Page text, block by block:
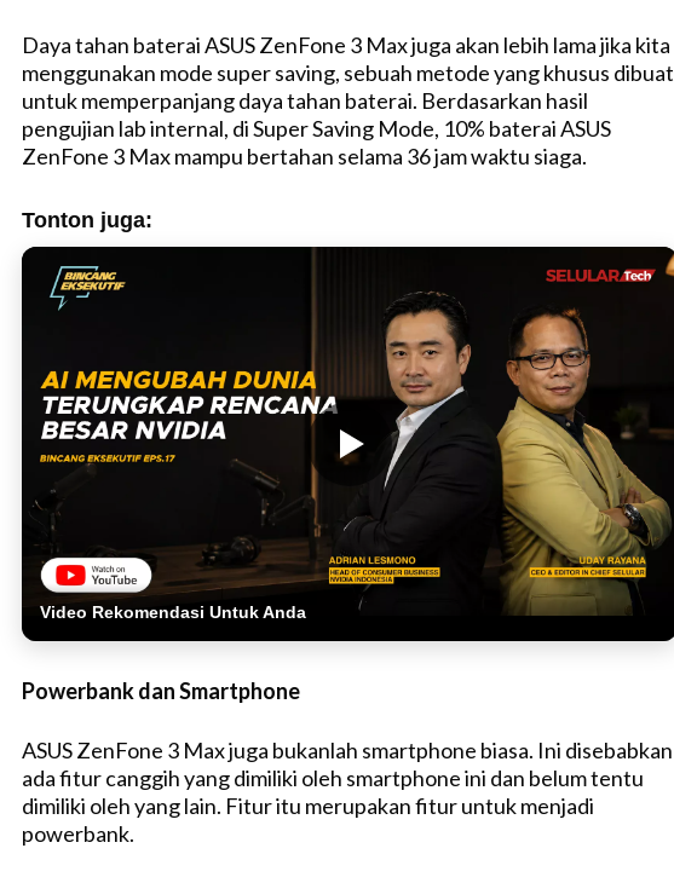
Daya tahan baterai ASUS ZenFone 3 Max juga akan lebih lama jika kita
menggunakan mode super saving, sebuah metode yang khusus dibuat
untuk memperpanjang daya tahan baterai. Berdasarkan hasil
pengujian lab internal, di Super Saving Mode, 10% baterai ASUS
ZenFone 3 Max mampu bertahan selama 36 jam waktu siaga.
Tonton juga:
Video Rekomendasi Untuk Anda
Powerbank dan Smartphone
ASUS ZenFone 3 Max juga bukanlah smartphone biasa. Ini disebabkan
ada fitur canggih yang dimiliki oleh smartphone ini dan belum tentu
dimiliki oleh yang lain. Fitur itu merupakan fitur untuk menjadi
powerbank.